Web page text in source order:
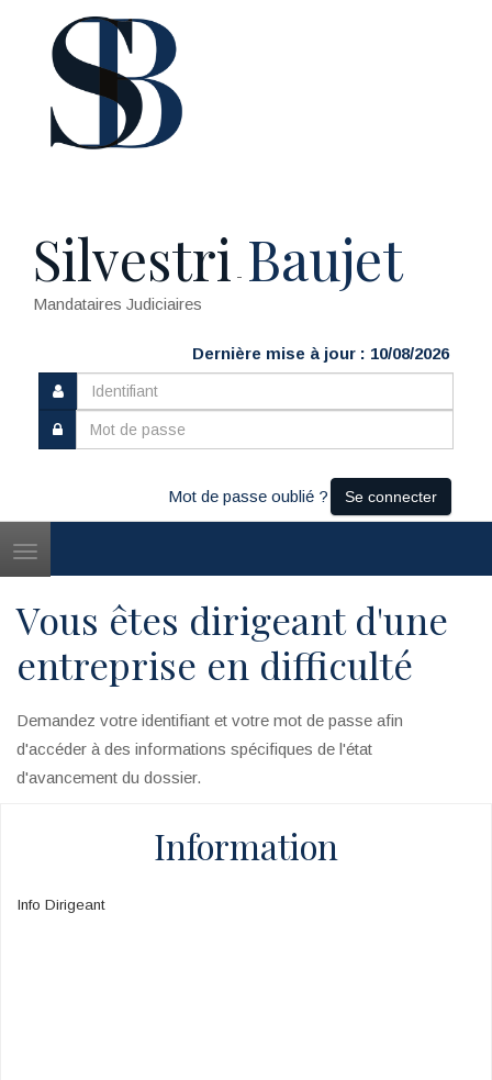
Silvestri - Baujet
Mandataires Judiciaires
Dernière mise à jour : 10/08/2026
Mot de passe oublié ? Se connecter
Toggle
Vous êtes dirigeant d'une
entreprise en difficulté
Demandez votre identifiant et votre mot de passe afin
d'accéder à des informations spécifiques de l'état
d'avancement du dossier.
Information
Info Dirigeant